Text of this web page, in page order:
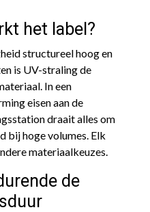
het label?
structureel hoog en
is UV-straling de
In een
eisen aan de
draait alles om
bij hoge volumes. Elk
materiaalkeuzes.
de